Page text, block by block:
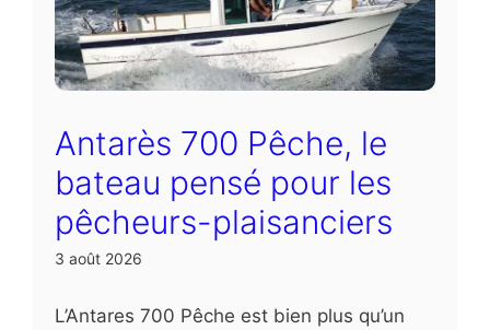
Antarès 700 Pêche, le
bateau pensé pour les
pêcheurs-plaisanciers
3 août 2026
L’Antares 700 Pêche est bien plus qu’un